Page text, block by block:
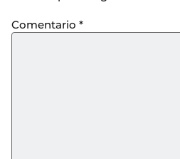
Comentario *